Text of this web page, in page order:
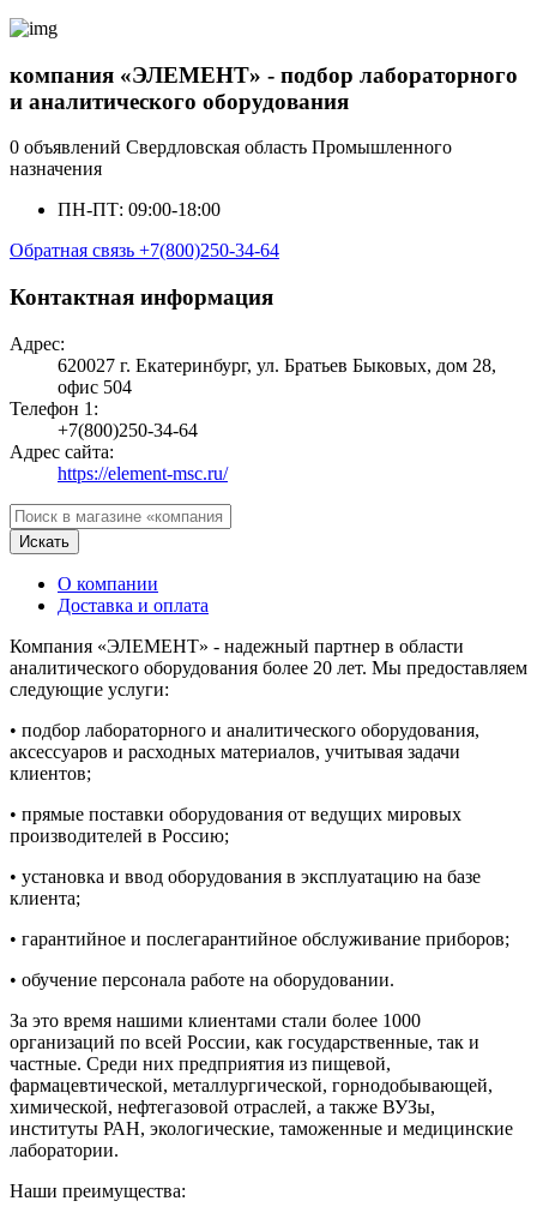
компания «ЭЛЕМЕНТ» - подбор лабораторного
и аналитического оборудования
0 объявлений Свердловская область Промышленного
назначения
ПН-ПТ: 09:00-18:00
Обратная связь +7(800)250-34-64
Контактная информация
Адрес:
620027 г. Екатеринбург, ул. Братьев Быковых, дом 28,
офис 504
Телефон 1:
+7(800)250-34-64
Адрес сайта:
https://element-msc.ru/
Искать
О компании
Доставка и оплата
Компания «ЭЛЕМЕНТ» - надежный партнер в области
аналитического оборудования более 20 лет. Мы предоставляем
следующие услуги:
• подбор лабораторного и аналитического оборудования,
аксессуаров и расходных материалов, учитывая задачи
клиентов;
• прямые поставки оборудования от ведущих мировых
производителей в Россию;
• установка и ввод оборудования в эксплуатацию на базе
клиента;
• гарантийное и послегарантийное обслуживание приборов;
• обучение персонала работе на оборудовании.
За это время нашими клиентами стали более 1000
организаций по всей России, как государственные, так и
частные. Среди них предприятия из пищевой,
фармацевтической, металлургической, горнодобывающей,
химической, нефтегазовой отраслей, а также ВУЗы,
институты РАН, экологические, таможенные и медицинские
лаборатории.
Наши преимущества: